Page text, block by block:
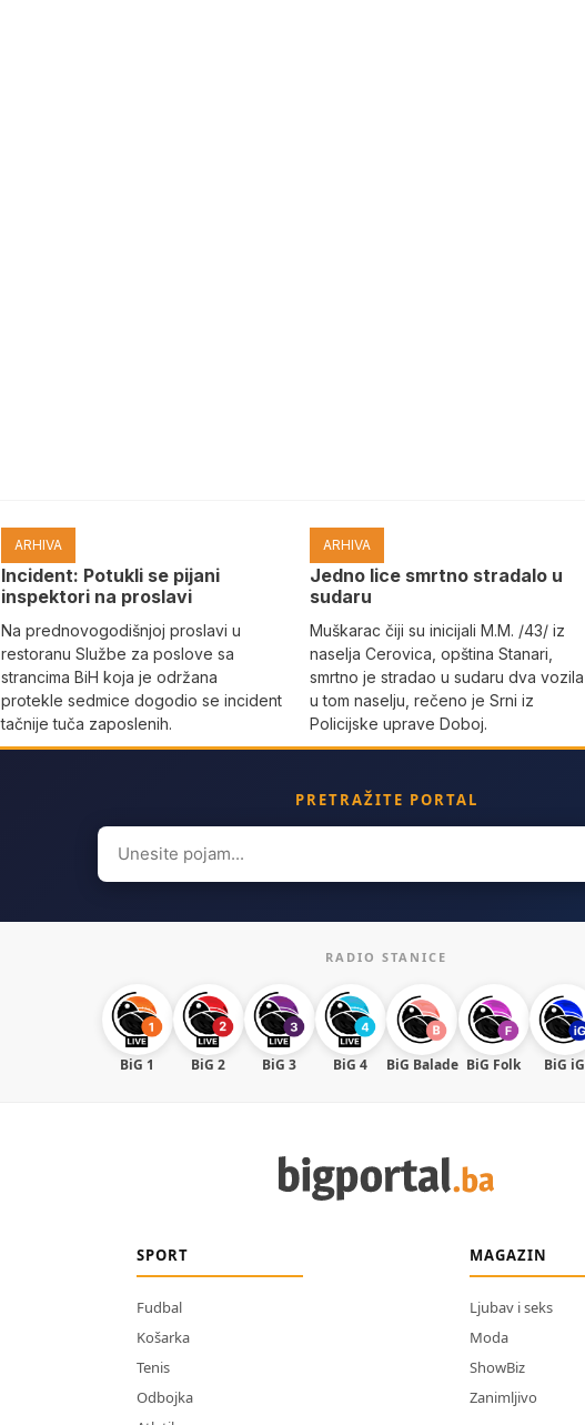
ARHIVA
Incident: Potukli se pijani
inspektori na proslavi
Na prednovogodišnjoj proslavi u
restoranu Službe za poslove sa
strancima BiH koja je održana
protekle sedmice dogodio se incident
tačnije tuča zaposlenih.
ARHIVA
Јedno lice smrtno stradalo u
sudaru
Muškarac čiji su inicijali M.M. /43/ iz
naselja Cerovica, opština Stanari,
smrtno je stradao u sudaru dva vozila
u tom naselju, rečeno je Srni iz
Policijske uprave Doboj.
PRETRAŽITE PORTAL
Search
for:
RADIO STANICE
BiG 1 BiG 2 BiG 3 BiG 4 BiG Balade BiG Folk BiG iG
SPORT
Fudbal
Košarka
Tenis
Odbojka
MAGAZIN
Ljubav i seks
Moda
ShowBiz
Zanimljivo